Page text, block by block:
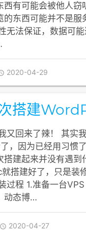
西有可能会被他人窃
的东西可能并不是服
无法保证，数据可能
2020-04-29
搭建
又回来了辣！ 其实
，因为已经用习惯
搭建起来并没有遇到
搭建好了，只是装
过程 1.准备一台
动态博…
 2020-04-27